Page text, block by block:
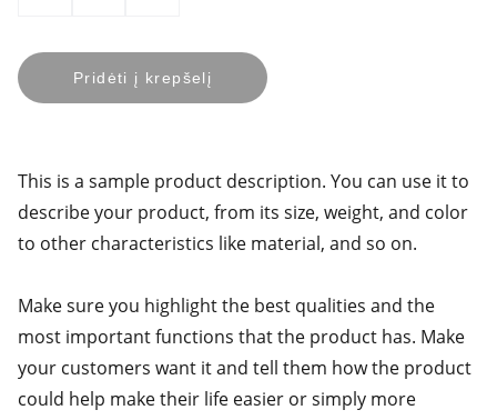
Pridėti į krepšelį
This is a sample product description. You can use it to
describe your product, from its size, weight, and color
to other characteristics like material, and so on.
Make sure you highlight the best qualities and the
most important functions that the product has. Make
your customers want it and tell them how the product
could help make their life easier or simply more